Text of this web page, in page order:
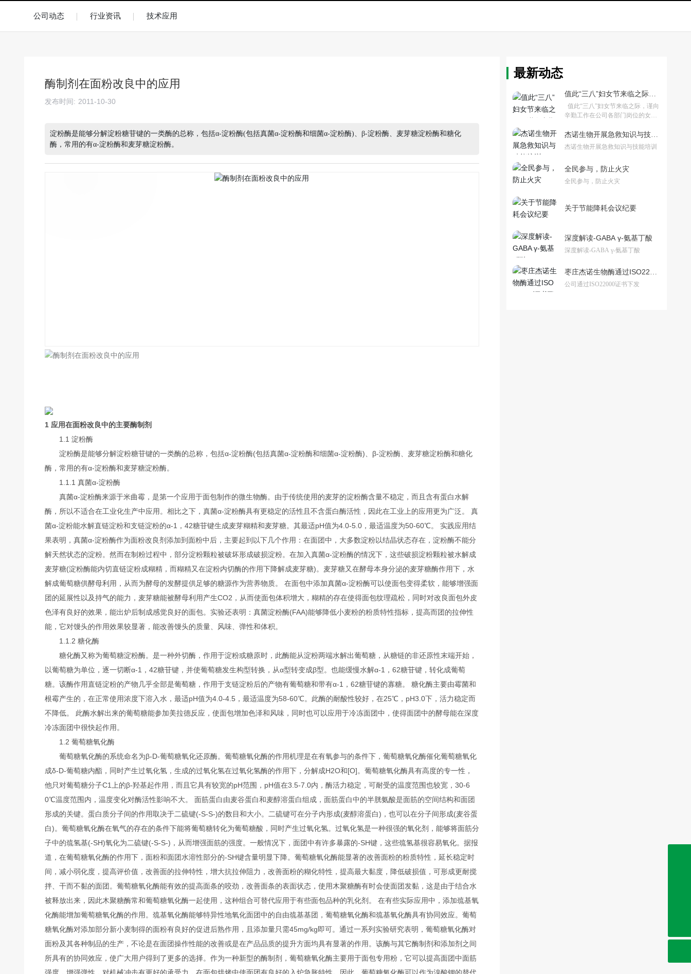
公司动态 行业资讯 技术应用
酶制剂在面粉改良中的应用
发布时间: 2011-10-30
淀粉酶是能够分解淀粉糖苷键的一类酶的总称，包括α-淀粉酶(包括真菌α-淀粉酶和细菌α-淀粉酶)、β-淀粉酶、麦芽糖淀粉酶和糖化
酶，常用的有α-淀粉酶和麦芽糖淀粉酶。
1 应用在面粉改良中的主要酶制剂
1.1 淀粉酶
淀粉酶是能够分解淀粉糖苷键的一类酶的总称，包括α-淀粉酶(包括真菌α-淀粉酶和细菌α-淀粉酶)、β-淀粉酶、麦芽糖淀粉酶和糖化
酶，常用的有α-淀粉酶和麦芽糖淀粉酶。
1.1.1 真菌α-淀粉酶
真菌α-淀粉酶来源于米曲霉，是第一个应用于面包制作的微生物酶。由于传统使用的麦芽的淀粉酶含量不稳定，而且含有蛋白水解
酶，所以不适合在工业化生产中应用。相比之下，真菌α-淀粉酶具有更稳定的活性且不含蛋白酶活性，因此在工业上的应用更为广泛。 真
菌α-淀粉能水解直链淀粉和支链淀粉的α-1，42糖苷键生成麦芽糊精和麦芽糖。其最适pH值为4.0-5.0，最适温度为50-60℃。 实践应用结
果表明，真菌α-淀粉酶作为面粉改良剂添加到面粉中后，主要起到以下几个作用：在面团中，大多数淀粉以结晶状态存在，淀粉酶不能分
解天然状态的淀粉。然而在制粉过程中，部分淀粉颗粒被破坏形成破损淀粉。在加入真菌α-淀粉酶的情况下，这些破损淀粉颗粒被水解成
麦芽糖(淀粉酶能内切直链淀粉成糊精，而糊精又在淀粉内切酶的作用下降解成麦芽糖)。麦芽糖又在酵母本身分泌的麦芽糖酶作用下，水
解成葡萄糖供酵母利用，从而为酵母的发酵提供足够的糖源作为营养物质。 在面包中添加真菌α-淀粉酶可以使面包变得柔软，能够增强面
团的延展性以及持气的能力，麦芽糖能被酵母利用产生CO2，从而使面包体积增大，糊精的存在使得面包纹理疏松，同时对改良面包外皮
色泽有良好的效果，能出炉后制成感觉良好的面包。实验还表明：真菌淀粉酶(FAA)能够降低小麦粉的粉质特性指标，提高而团的拉伸性
能，它对馒头的作用效果较显著，能改善馒头的质量、风味、弹性和体积。
1.1.2 糖化酶
糖化酶又称为葡萄糖淀粉酶。是一种外切酶，作用于淀粉或糖原时，此酶能从淀粉两端水解出葡萄糖，从糖链的非还原性末端开始，
以葡萄糖为单位，逐一切断α-1，42糖苷键，并使葡萄糖发生构型转换，从α型转变成β型。也能缓慢水解α-1，62糖苷键，转化成葡萄
糖。该酶作用直链淀粉的产物几乎全部是葡萄糖，作用于支链淀粉后的产物有葡萄糖和带有α-1，62糖苷键的寡糖。 糖化酶主要由霉菌和
根霉产生的，在正常使用浓度下溶入水，最适pH值为4.0-4.5，最适温度为58-60℃。此酶的耐酸性较好，在25℃，pH3.0下，活力稳定而
不降低。 此酶水解出来的葡萄糖能参加美拉德反应，使面包增加色泽和风味，同时也可以应用于冷冻面团中，使得面团中的酵母能在深度
冷冻面团中很快起作用。
1.2 葡萄糖氧化酶
葡萄糖氧化酶的系统命名为β-D-葡萄糖氧化还原酶。葡萄糖氧化酶的作用机理是在有氧参与的条件下，葡萄糖氧化酶催化葡萄糖氧化
成δ-D-葡萄糖内酯，同时产生过氧化氢，生成的过氧化氢在过氧化氢酶的作用下，分解成H2O和[O]。葡萄糖氧化酶具有高度的专一性，
他只对葡萄糖分子C1上的β-羟基起作用，而且它具有较宽的pH范围，pH值在3.5-7.0内，酶活力稳定，可耐受的温度范围也较宽，30-6
0℃温度范围内，温度变化对酶活性影响不大。 面筋蛋白由麦谷蛋白和麦醇溶蛋白组成，面筋蛋白中的半胱氨酸是面筋的空间结构和面团
形成的关键。蛋白质分子间的作用取决于二硫键(-S-S-)的数目和大小。二硫键可在分子内形成(麦醇溶蛋白)，也可以在分子间形成(麦谷蛋
白)。葡萄糖氧化酶在氧气的存在的条件下能将葡萄糖转化为葡萄糖酸，同时产生过氧化氢。过氧化氢是一种很强的氧化剂，能够将面筋分
子中的巯氢基(-SH)氧化为二硫键(-S-S-)，从而增强面筋的强度。一般情况下，面团中有许多暴露的-SH键，这些巯氢基很容易氧化。据报
道，在葡萄糖氧化酶的作用下，面粉和面团水溶性部分的-SH键含量明显下降。葡萄糖氧化酶能显著的改善面粉的粉质特性，延长稳定时
间，减小弱化度，提高评价值，改善面的拉伸特性，增大抗拉伸阻力，改善面粉的糊化特性，提高最大黏度，降低破损值，可形成更耐搅
拌、干而不黏的面团。葡萄糖氧化酶能有效的提高面条的咬劲，改善面条的表面状态，使用木聚糖酶有时会使面团发黏，这是由于结合水
被释放出来，因此木聚糖酶常和葡萄糖氧化酶一起使用，这种组合可替代应用于有些面包品种的乳化剂。 在有些实际应用中，添加巯基氧
化酶能增加葡萄糖氧化酶的作用。巯基氧化酶能够特异性地氧化面团中的自由巯基基团，葡萄糖氧化酶和巯基氧化酶具有协同效应。葡萄
糖氧化酶对添加部分新小麦制得的面粉有良好的促进后熟作用，且添加量只需45mg/kg即可。通过一系列实验研究表明，葡萄糖氧化酶对
面粉及其各种制品的生产，不论是在面团操作性能的改善或是在产品品质的提升方面均具有显著的作用。该酶与其它酶制剂和添加剂之间
所具有的协同效应，使广大用户得到了更多的选择。作为一种新型的酶制剂，葡萄糖氧化酶主要用于面包专用粉，它可以提高面团中面筋
最新动态
值此“三八”妇女节来临之际，
谨向辛勤工作在公司各部门岗
位的女员工致以衷心的节日问
值此“三八”妇女节来临之际，谨向
辛勤工作在公司各部门岗位的女员
杰诺生物开展急救知识与技能
培训
杰诺生物开展急救知识与技能培训
全民参与，防止火灾
全民参与，防止火灾
关于节能降耗会议纪要
深度解读-GABA γ-氨基丁酸
深度解读-GABA γ-氨基丁酸
枣庄杰诺生物酶通过ISO2200
0证书下发
公司通过ISO22000证书下发